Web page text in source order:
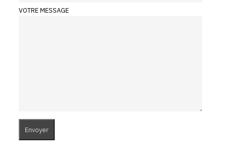
VOTRE MESSAGE